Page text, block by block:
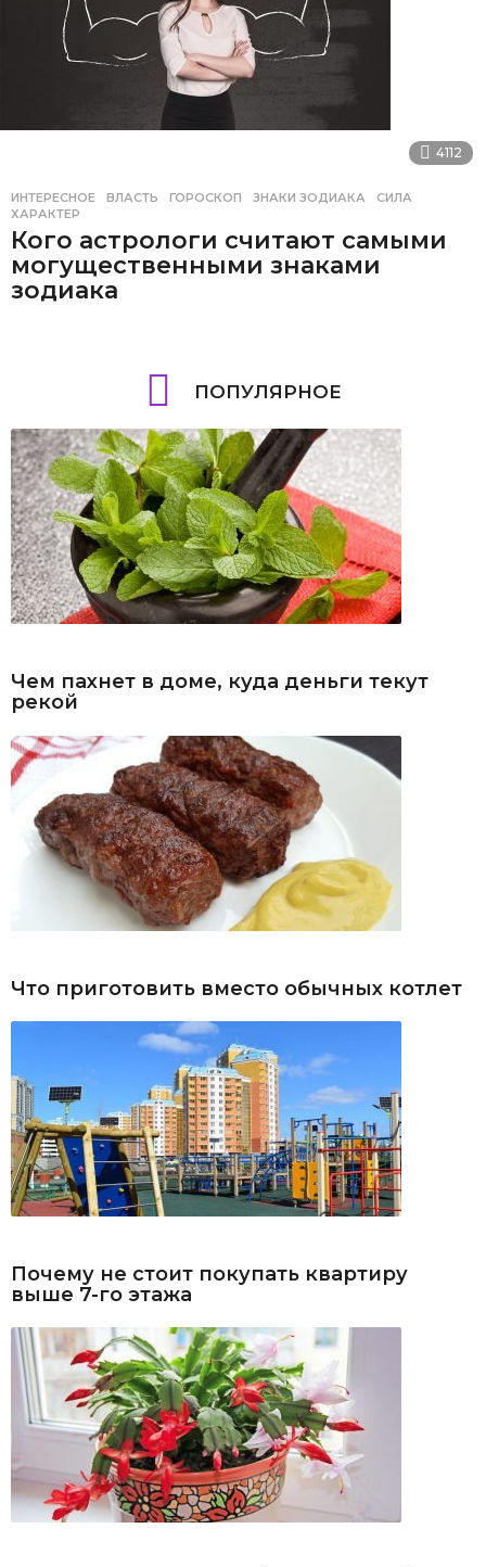
4112
ИНТЕРЕСНОЕ ВЛАСТЬ ,ГОРОСКОП ,ЗНАКИ ЗОДИАКА ,СИЛА
ХАРАКТЕР
Кого астрологи считают самыми
могущественными знаками
зодиака
ПОПУЛЯРНОЕ
Чем пахнет в доме, куда деньги текут
рекой
Что приготовить вместо обычных котлет
Почему не стоит покупать квартиру
выше 7-го этажа